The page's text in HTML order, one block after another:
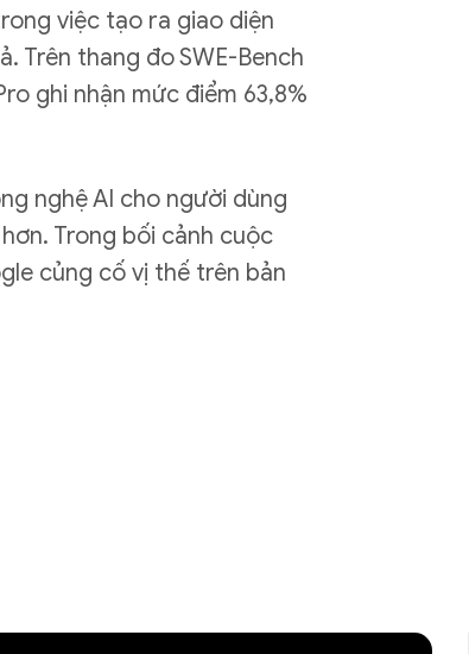
việc tạo ra giao diện
Trên thang đo SWE-Bench
ghi nhận mức điểm 63,8%
nghệ AI cho người dùng
Trong bối cảnh cuộc
củng cố vị thế trên bản